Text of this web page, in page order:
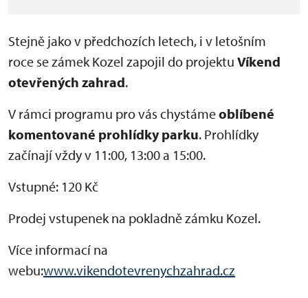
Stejně jako v předchozích letech, i v letošním
roce se zámek Kozel zapojil do projektu Víkend
otevřených zahrad.
V rámci programu pro vás chystámeoblíbené
komentované prohlídky parku. Prohlídky
začínají vždy v 11:00, 13:00 a 15:00.
Vstupné: 120 Kč
Prodej vstupenek na pokladně zámku Kozel.
Více informací na
webu:www.vikendotevrenychzahrad.cz